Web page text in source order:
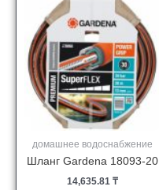
домашнее водоснабжение
Шланг Gardena 18093-20
14,635.81 ₸